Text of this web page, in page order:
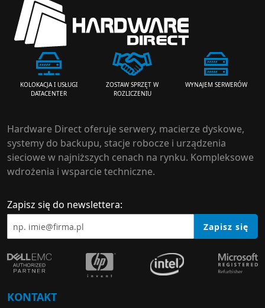
KOLOKACJA I USŁUGI
DATACENTER
ZOSTAW SPRZĘT W
ROZLICZENIU
WYNAJEM SERWERÓW
Hardware Direct oferuje serwery, macierze dyskowe,
systemy do backupu, stacje robocze i urządzenia
sieciowe w najniższych cenach na rynku. Kompleksowe
wdrożenia i wsparcie techniczne.
Zapisz się do newslettera:
Zapisz się
KONTAKT